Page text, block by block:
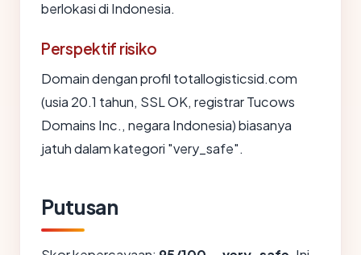
berlokasi di Indonesia.
Perspektif risiko
Domain dengan profil totallogisticsid.com
(usia 20.1 tahun, SSL OK, registrar Tucows
Domains Inc., negara Indonesia) biasanya
jatuh dalam kategori "very_safe".
Putusan